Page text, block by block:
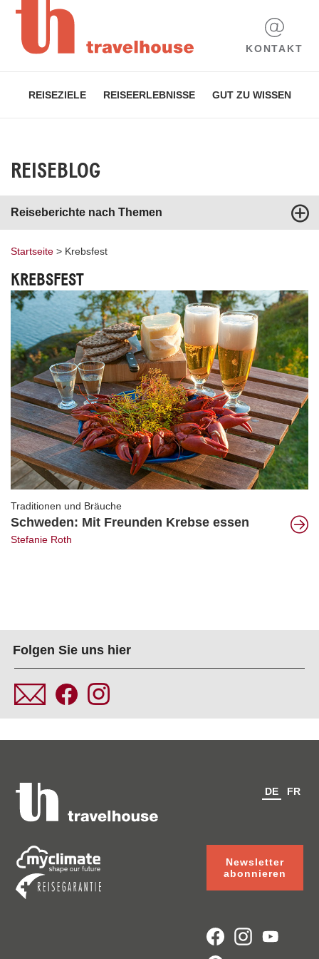
KONTAKT
REISEZIELE REISEERLEBNISSE GUT ZU WISSEN
REISEBLOG
Reiseberichte nach Themen
Startseite > Krebsfest
KREBSFEST
Traditionen und Bräuche
Schweden: Mit Freunden Krebse essen
Stefanie Roth
Folgen Sie uns hier
Newsletter
abonnieren
DE FR